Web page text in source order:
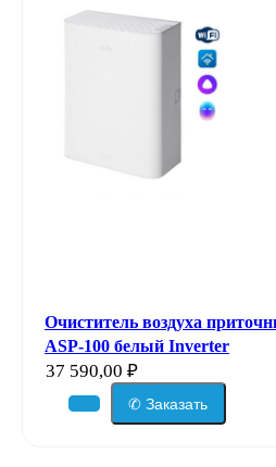
Очиститель воздуха
ASP-100 белый Inverter
37 590,00 ₽
✆ Заказать